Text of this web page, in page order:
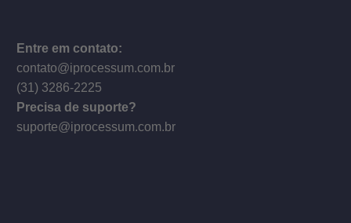
Entre em contato:
contato@iprocessum.com.br
(31) 3286-2225
Precisa de suporte?
suporte@iprocessum.com.br